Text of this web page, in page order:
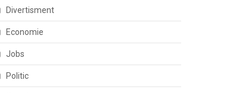
Divertisment
Economie
Jobs
Politic